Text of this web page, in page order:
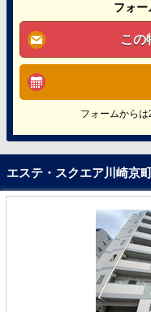
フォー
この
フォームからは
エステ・スクエア川崎京